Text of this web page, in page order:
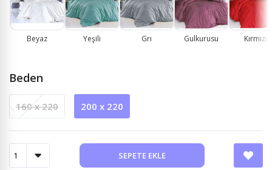
Beyaz Yeşili Grı Gulkurusu Kırmızı
Beden
160 x 220 200 x 220
SEPETE EKLE